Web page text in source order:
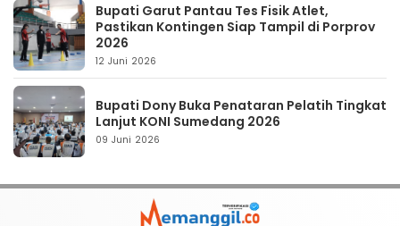
Bupati Garut Pantau Tes Fisik Atlet,
Pastikan Kontingen Siap Tampil di Porprov
2026
12 Juni 2026
Bupati Dony Buka Penataran Pelatih Tingkat
Lanjut KONI Sumedang 2026
09 Juni 2026